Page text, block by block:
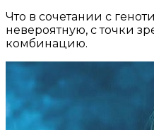
Что в сочетании с
невероятную, с точки
комбинацию.